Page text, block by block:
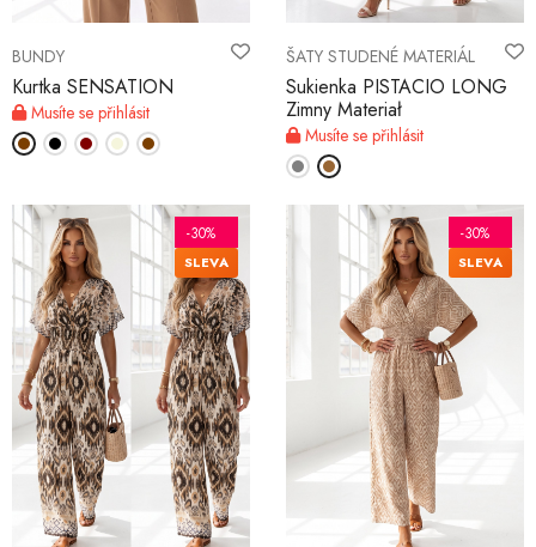
BUNDY
Kurtka SENSATION
Musíte se přihlásit
ŠATY STUDENÉ MATERIÁL
Sukienka PISTACIO LONG
Zimny Materiał
Musíte se přihlásit
-30%
SLEVA
-30%
SLEVA